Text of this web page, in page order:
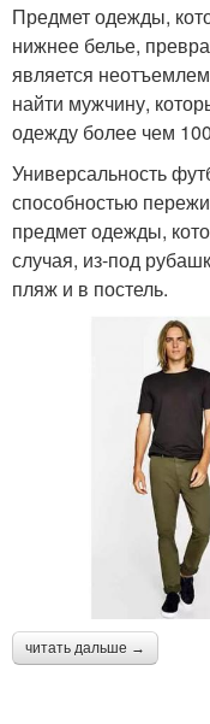
Предмет одежды,
нижнее белье,
является
найти мужчину,
одежду более чем
Универсальность
способностью
предмет одежды,
случая, из-под
пляж и в постель.
читать дальше →